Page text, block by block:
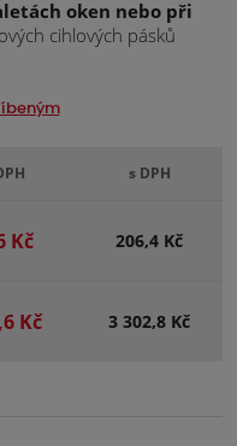
oken nebo při
cihlových pásků
s DPH
Kč 206,4 Kč
Kč 3 302,8 Kč